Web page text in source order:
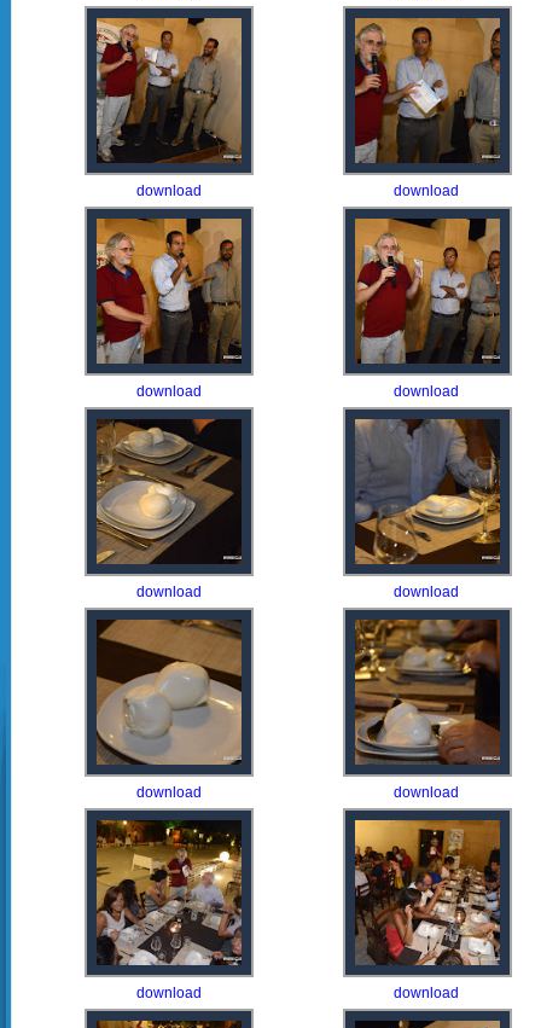
download download
download download
download download
download download
download download